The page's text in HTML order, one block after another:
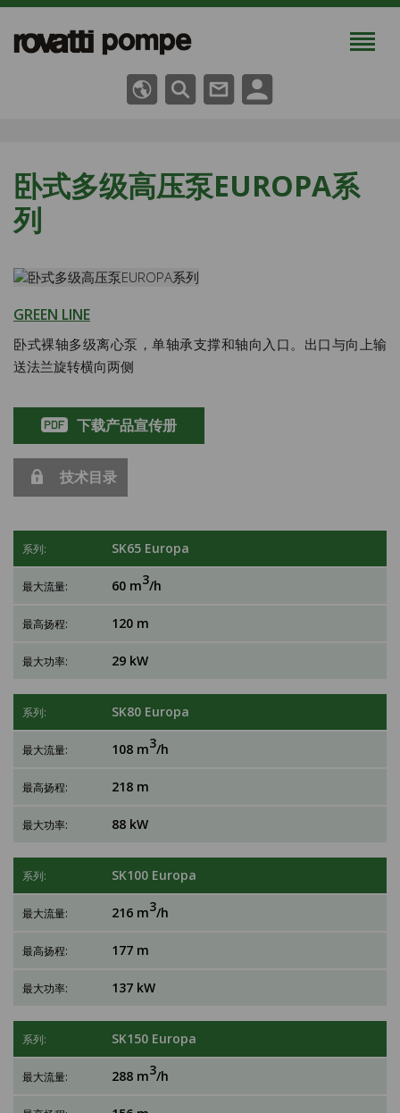
卧式多级高压泵EUROPA系
列
GREEN LINE
卧式裸轴多级离心泵，单轴承支撑和轴向入口。出口与向上输
送法兰旋转横向两侧
下载产品宣传册
技术目录
SK65 Europa
60 m3/h
120 m
29 kW
SK80 Europa
108 m3/h
218 m
88 kW
SK100 Europa
216 m3/h
177 m
137 kW
SK150 Europa
288 m3/h